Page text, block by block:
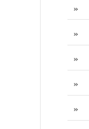
»
»
»
»
»